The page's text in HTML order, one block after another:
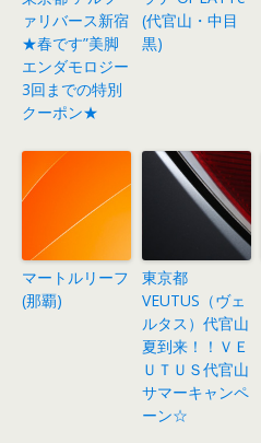
ァリバース新宿
★春です”美脚
エンダモロジー
3回までの特別
クーポン★
(代官山・中目
黒)
マートルリーフ
(那覇)
東京都
VEUTUS（ヴェ
ルタス）代官山
夏到来！！ＶＥ
ＵＴＵＳ代官山
サマーキャンペ
ーン☆